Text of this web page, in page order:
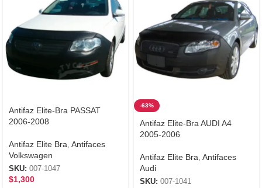
Antifaz Elite-Bra PASSAT
2006-2008
Antifaz Elite Bra Antifaces
Volkswagen
SKU: 007-1047
$1,300
-63%
Antifaz Elite-Bra AUDI A4
2005-2006
Antifaz Elite Bra Antifaces
Audi
SKU: 007-1041